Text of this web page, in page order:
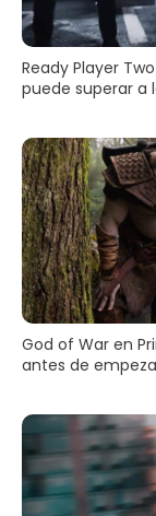
Ready Player
puede superar a
God of War en
antes de